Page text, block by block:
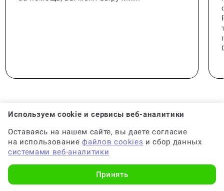
🟢 Консультант: Специалист с опытом
🟢 Гарантия на консультацию:
Используем cookie и сервисы веб-аналитики
Оставаясь на нашем сайте, вы даете согласие
на использованиефайлов cookies и сбор данных
системами веб-аналитики
Принять